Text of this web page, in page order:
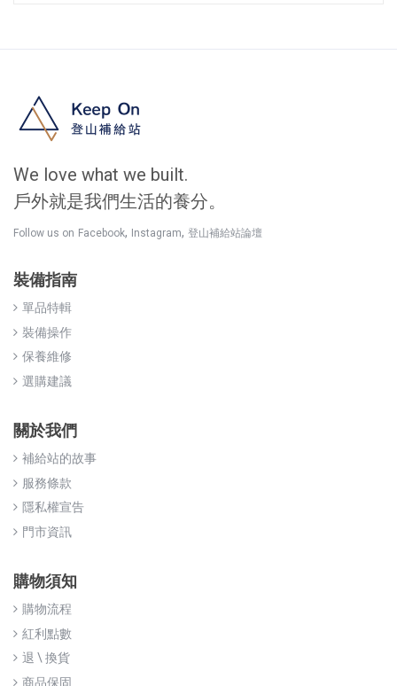
We love what we built.
戶外就是我們生活的養分。
Follow us on Facebook, Instagram, 登山補給站論壇
裝備指南
單品特輯
裝備操作
保養維修
選購建議
關於我們
補給站的故事
服務條款
隱私權宣告
門市資訊
購物須知
購物流程
紅利點數
退 \ 換貨
商品保固